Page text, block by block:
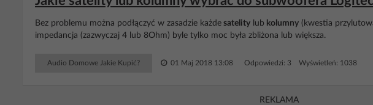
Bez problemu można podłączyć w zasadzie każde satelity lub kolumny (kwestia
impedancja (zazwyczaj 4 lub 8Ohm) byle tylko moc była zbliżona lub większa.
Audio Domowe Jakie Kupić? 01 Maj 2018 13:08 Odpowiedzi: 3 Wyświetleń: 1038
REKLAMA